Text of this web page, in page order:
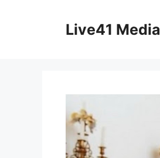
Live41 Media